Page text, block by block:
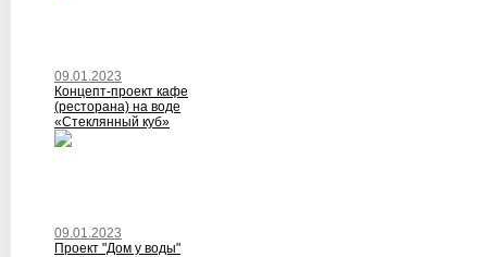
09.01.2023
Концепт-проект кафе
(ресторана) на воде
«Стеклянный куб»
09.01.2023
Проект "Дом у воды"